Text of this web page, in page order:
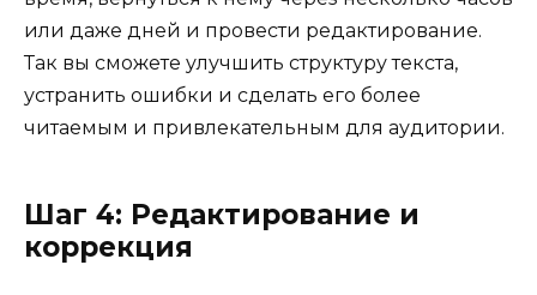
или даже дней и провести редактирование.
Так вы сможете улучшить структуру текста,
устранить ошибки и сделать его более
читаемым и привлекательным для аудитории.
Шаг 4: Редактирование и
коррекция